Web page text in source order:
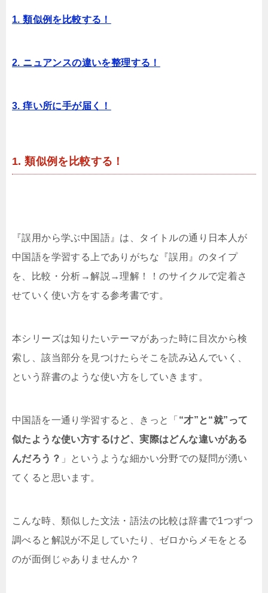
1. 類似例を比較する！
2. ニュアンスの違いを整理する！
3. 痒い所に手が届く！
1. 類似例を比較する！
『誤用から学ぶ中国語』は、タイトルの通り日本人が
中国語を学習する上でありがちな『誤用』のタイプ
を、比較・分析→解説→理解！！のサイクルで定着さ
せていく使い方をする参考書です。
本シリーズは知りたいテーマがあった時に目次から検
索し、該当部分を見つけたらそこを読み込んでいく、
という辞書のような使い方をしていきます。
中国語を一通り学習すると、きっと「 “才”と“就”って
似たような使い方するけど、実際はどんな違いがある
んだろう？ 」というような細かい分野での疑問が湧い
てくると思います。
こんな時、類似した文法・語法の比較は辞書で1つずつ
調べると解説が不足していたり、ゼロからメモをとる
のが面倒じゃありませんか？